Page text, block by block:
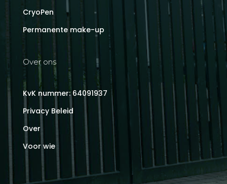
CryoPen
Permanente make-up
Over ons
KvK nummer: 64091937
Privacy Beleid
Over
Voor wie